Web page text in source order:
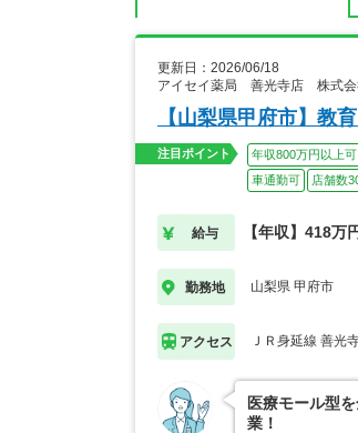
更新日：2026/06/18
アイセイ薬局 善光寺店 株式会
【山梨県甲府市】教
注目ポイント 年収800万円以上可
車通勤可
店舗数
給与 【年収】418万
勤務地 山梨県 甲府市
アクセス ＪＲ身延線 善光
医療モール型
業！